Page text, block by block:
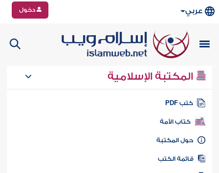
عربي دخول
المكتبة الإسلامية
كتب PDF
كتاب الأمة
المكتبة